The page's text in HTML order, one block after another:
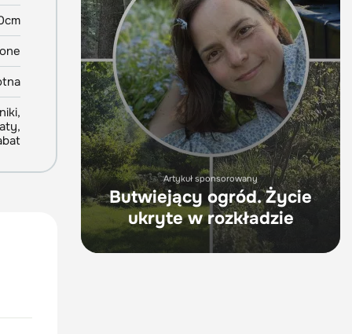
Artykuł sponsorowany
Butwiejący ogród. Życie
ukryte w rozkładzie